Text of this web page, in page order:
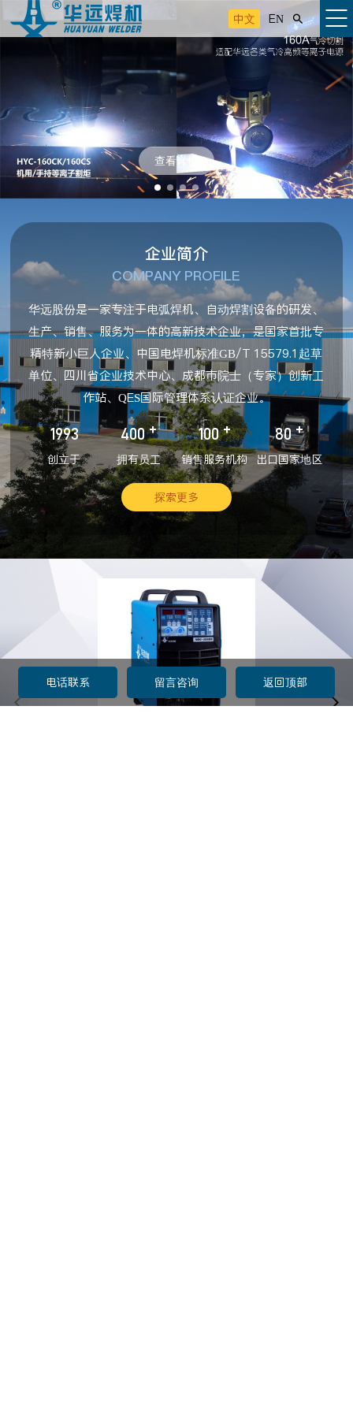
中文 EN 
查看详情
企业简介
COMPANY PROFILE
华远股份是一家专注于电弧焊机、自动焊割设备的研发、
生产、销售、服务为一体的高新技术企业，是国家首批专
精特新小巨人企业、中国电焊机标准GB/T 15579.1起草
单位、四川省企业技术中心、成都市院士（专家）创新工
作站、QES国际管理体系认证企业。
1993
创立于
400 +
拥有员工
100 +
销售服务机构
80 +
出口国家地区
探索更多
 
电话联系 留言咨询 返回顶部